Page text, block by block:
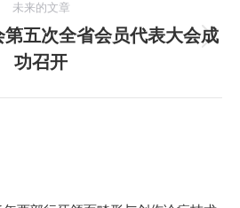
文
章：
未来的文章
未
来
的
五次全省会员代表大会成
功召开